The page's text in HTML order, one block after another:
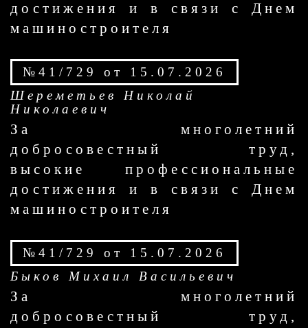
достижения и в связи с Днем
машиностроителя
№41/729 от 15.07.2026
Шереметьев Николай
Николаевич
За многолетний
добросовестный труд,
высокие профессиональные
достижения и в связи с Днем
машиностроителя
№41/729 от 15.07.2026
Быков Михаил Васильевич
За многолетний
добросовестный труд,